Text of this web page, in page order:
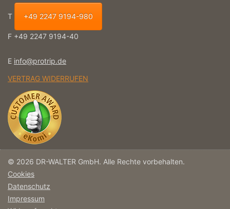
T +49 2247 9194-980
F +49 2247 9194-40
E info@protrip.de
VERTRAG WIDERRUFEN
© 2026 DR-WALTER GmbH. Alle Rechte vorbehalten.
Cookies
Datenschutz
Impressum